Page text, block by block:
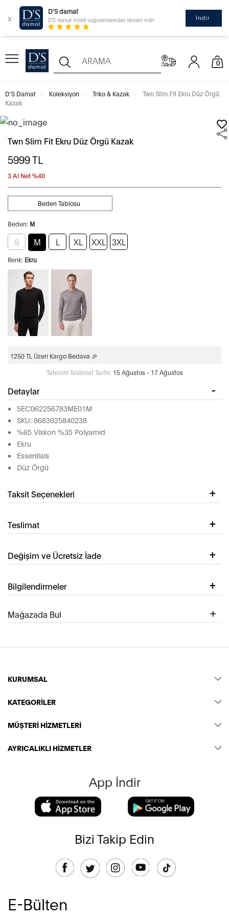
x
D'S damat
D'S damat mobil uygulamasından devam edin İndir
0
D'S Damat Koleksiyon Triko & Kazak
Twn Slim Fit Ekru Düz Örgü
Kazak
Twn Slim Fit Ekru Düz Örgü Kazak
5999TL
3 Al Net %40
Beden: M
Beden Tablosu
S M L XL XXL 3XL
Renk: Ekru
1250 TL Üzeri Kargo Bedava 🎉
Tahmini Teslimat Tarihi: 15 Ağustos - 17 Ağustos
Detaylar
5EC062256783ME01M
SKU: 8683925840238
%65 Viskon %35 Polyamid
Ekru
Essentials
Düz Örgü
Taksit Seçenekleri
Teslimat
Değişim ve Ücretsiz İade
Bilgilendirmeler
Mağazada Bul
KURUMSAL
KATEGORİLER
MÜŞTERİ HİZMETLERİ
AYRICALIKLI HİZMETLER
App İndir
Bizi Takip Edin
E-Bülten